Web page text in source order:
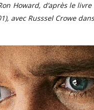
Howard, d’après le
avec Russsel Crowe